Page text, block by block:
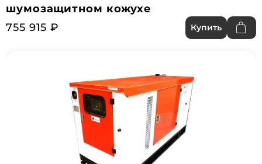
шумозащитном кожухе
755 915 ₽
Купить